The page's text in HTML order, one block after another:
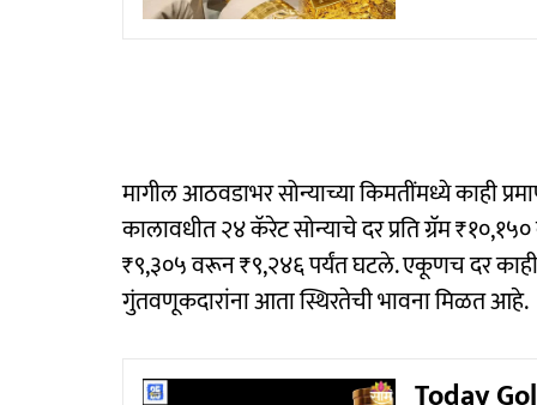
मागील आठवडाभर सोन्याच्या किमतींमध्ये काही
कालावधीत २४ कॅरेट सोन्याचे दर प्रति ग्रॅम
₹९,३०५ वरून ₹९,२४६ पर्यंत घटले. एकूणच दर
गुंतवणूकदारांना आता स्थिरतेची भावना मिळत आहे.